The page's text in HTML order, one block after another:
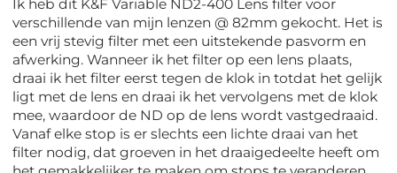
Ik heb dit K&F Variable ND2-400 Lens filter voor
verschillende van mijn lenzen @ 82mm gekocht. Het is
een vrij stevig filter met een uitstekende pasvorm en
afwerking. Wanneer ik het filter op een lens plaats,
draai ik het filter eerst tegen de klok in totdat het gelijk
ligt met de lens en draai ik het vervolgens met de klok
mee, waardoor de ND op de lens wordt vastgedraaid.
Vanaf elke stop is er slechts een lichte draai van het
filter nodig, dat groeven in het draaigedeelte heeft om